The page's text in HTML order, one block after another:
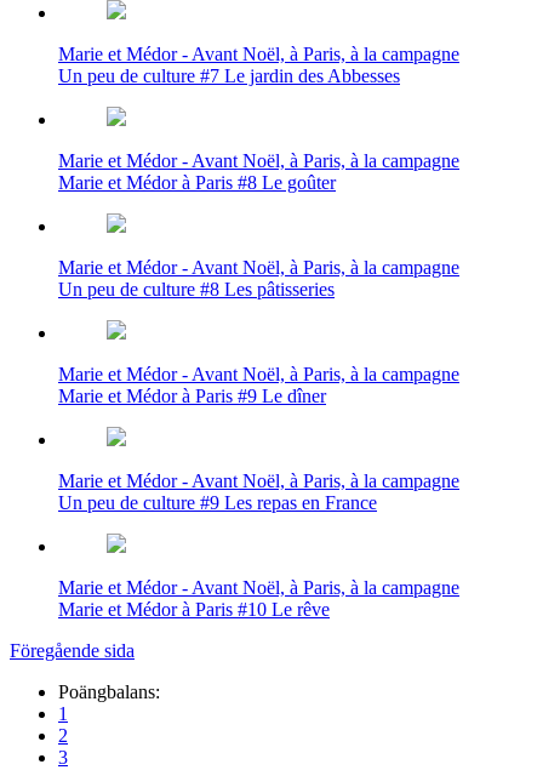
Marie et Médor - Avant Noël, à Paris, à la campagne
Un peu de culture #7 Le jardin des Abbesses
Marie et Médor - Avant Noël, à Paris, à la campagne
Marie et Médor à Paris #8 Le goûter
Marie et Médor - Avant Noël, à Paris, à la campagne
Un peu de culture #8 Les pâtisseries
Marie et Médor - Avant Noël, à Paris, à la campagne
Marie et Médor à Paris #9 Le dîner
Marie et Médor - Avant Noël, à Paris, à la campagne
Un peu de culture #9 Les repas en France
Marie et Médor - Avant Noël, à Paris, à la campagne
Marie et Médor à Paris #10 Le rêve
Föregående sida
Poängbalans:
1
2
3